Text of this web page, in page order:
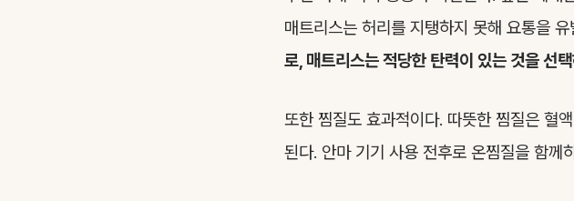
매트리스는 허리를 지탱하지 못해 요통을
로, 매트리스는 적당한 탄력이 있는 것을 선
또한 찜질도 효과적이다. 따뜻한 찜질은 혈
된다. 안마 기기 사용 전후로 온찜질을 함께